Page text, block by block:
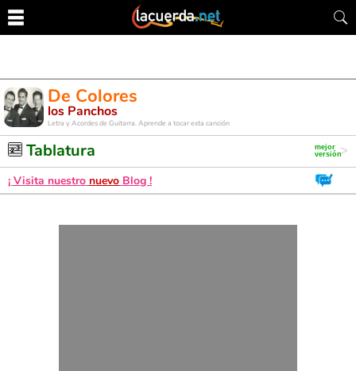
De Colores
los Panchos
Letra y Acordes de Guitarra. Aprende a tocar esta canción
Tablatura
¡ Visita nuestro nuevo Blog !